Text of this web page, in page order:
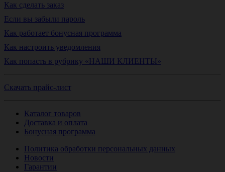
Как сделать заказ
Если вы забыли пароль
Как работает бонусная программа
Как настроить уведомления
Как попасть в рубрику «НАШИ КЛИЕНТЫ»
Скачать прайс-лист
Каталог товаров
Доставка и оплата
Бонусная программа
Политика обработки персональных данных
Новости
Гарантии